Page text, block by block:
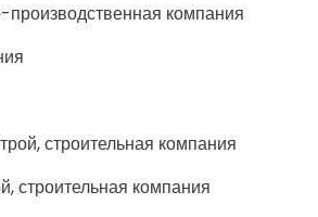
производственная компания
строительная компания
строительная компания